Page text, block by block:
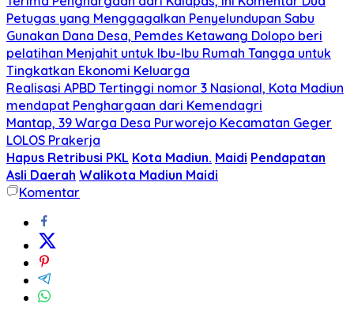
Petugas yang Menggagalkan Penyelundupan Sabu
Gunakan Dana Desa, Pemdes Ketawang Dolopo beri
pelatihan Menjahit untuk Ibu-Ibu Rumah Tangga untuk
Tingkatkan Ekonomi Keluarga
Realisasi APBD Tertinggi nomor 3 Nasional, Kota Madiun
mendapat Penghargaan dari Kemendagri
Mantap, 39 Warga Desa Purworejo Kecamatan Geger
LOLOS Prakerja
Hapus Retribusi PKL Kota Madiun. Maidi Pendapatan
Asli Daerah Walikota Madiun Maidi
Komentar